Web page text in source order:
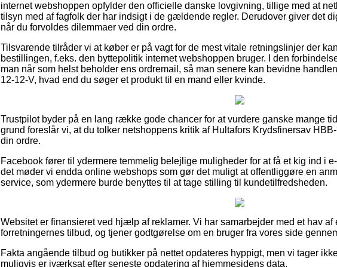
internet webshoppen opfylder den officielle danske lovgivning, tillige med at
tilsyn med af fagfolk der har indsigt i de gældende regler. Derudover giver det
når du forvoldes dilemmaer ved din ordre.
Tilsvarende tilråder vi at køber er på vagt for de mest vitale retningslinjer der
bestillingen, f.eks. den byttepolitik internet webshoppen bruger. I den
man når som helst beholder ens ordremail, så man senere kan bevidne
12-12-V, hvad end du søger et produkt til en mand eller kvinde.
Trustpilot byder på en lang række gode chancer for at vurdere ganske mange
grund foreslår vi, at du tolker netshoppens kritik af Hultafors Krydsfinersav
din ordre.
Facebook fører til ydermere temmelig belejlige muligheder for at få et kig ind i
det møder vi endda online webshops som gør det muligt at offentliggøre en
service, som ydermere burde benyttes til at tage stilling til kundetilfredsheden.
Websitet er finansieret ved hjælp af reklamer. Vi har samarbejder med et hav af
forretningernes tilbud, og tjener godtgørelse om en bruger fra vores side
Fakta angående tilbud og butikker på nettet opdateres hyppigt, men vi tager
muligvis er iværksat efter seneste opdatering af hjemmesidens data.